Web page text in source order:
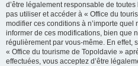
d’être légalement responsable de
pas utiliser et accéder à « Office du
modifier ces conditions à n’importe
informer de ces modifications, bien que
régulièrement par vous-même. En effet,
« Office du tourisme de Topoldavie »
effectuées, vous acceptez d’être